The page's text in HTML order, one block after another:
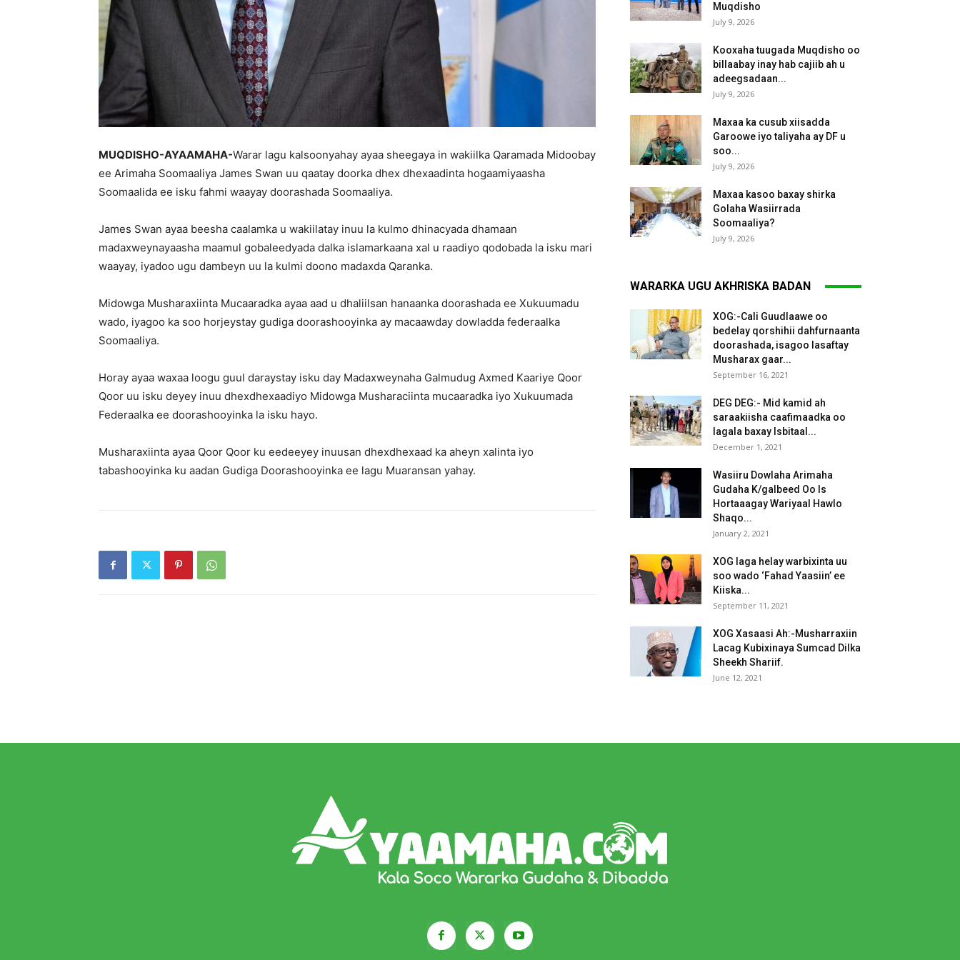
MUQDISHO-AYAAMAHA-Warar lagu kalsoonyahay ayaa sheegaya in wakiilka Qaramada Midoobay
ee Arimaha Soomaaliya James Swan uu qaatay doorka dhex dhexaadinta hogaamiyaasha
Soomaalida ee isku fahmi waayay doorashada Soomaaliya.
James Swan ayaa beesha caalamka u wakiilatay inuu la kulmo dhinacyada dhamaan
madaxweynayaasha maamul gobaleedyada dalka islamarkaana xal u raadiyo qodobada la isku mari
waayay, iyadoo ugu dambeyn uu la kulmi doono madaxda Qaranka.
Midowga Musharaxiinta Mucaaradka ayaa aad u dhaliilsan hanaanka doorashada ee Xukuumadu
wado, iyagoo ka soo horjeystay gudiga doorashooyinka ay macaawday dowladda federaalka
Soomaaliya.
Horay ayaa waxaa loogu guul daraystay isku day Madaxweynaha Galmudug Axmed Kaariye Qoor
Qoor uu isku deyey inuu dhexdhexaadiyo Midowga Musharaciinta mucaaradka iyo Xukuumada
Federaalka ee doorashooyinka la isku hayo.
Musharaxiinta ayaa Qoor Qoor ku eedeeyey inuusan dhexdhexaad ka aheyn xalinta iyo
tabashooyinka ku aadan Gudiga Doorashooyinka ee lagu Muaransan yahay.
Muqdisho
July 9, 2026
Kooxaha tuugada Muqdisho oo
billaabay inay hab cajiib ah u
adeegsadaan...
July 9, 2026
Maxaa ka cusub xiisadda
Garoowe iyo taliyaha ay DF u
soo...
July 9, 2026
Maxaa kasoo baxay shirka
Golaha Wasiirrada
Soomaaliya?
July 9, 2026
WARARKA UGU AKHRISKA BADAN
XOG:-Cali Guudlaawe oo
bedelay qorshihii dahfurnaanta
doorashada, isagoo lasaftay
Musharax gaar...
September 16, 2021
DEG DEG:- Mid kamid ah
saraakiisha caafimaadka oo
lagala baxay Isbitaal...
December 1, 2021
Wasiiru Dowlaha Arimaha
Gudaha K/galbeed Oo Is
Hortaaagay Wariyaal Hawlo
Shaqo...
January 2, 2021
XOG laga helay warbixinta uu
soo wado ‘Fahad Yaasiin’ ee
Kiiska...
September 11, 2021
XOG Xasaasi Ah:-Musharraxiin
Lacag Kubixinaya Sumcad Dilka
Sheekh Shariif.
June 12, 2021